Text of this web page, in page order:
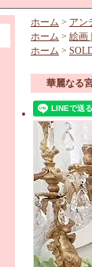
ホーム > アン
ホーム > 絵画
ホーム >
華麗なる